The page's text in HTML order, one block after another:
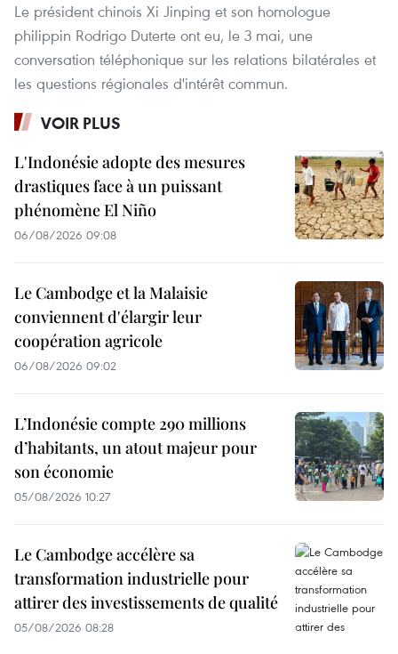
Le président chinois Xi Jinping et son homologue
philippin Rodrigo Duterte ont eu, le 3 mai, une
conversation téléphonique sur les relations bilatérales et
les questions régionales d'intérêt commun.
VOIR PLUS
L'Indonésie adopte des mesures
drastiques face à un puissant
phénomène El Niño
06/08/2026 09:08
Le Cambodge et la Malaisie
conviennent d'élargir leur
coopération agricole
06/08/2026 09:02
L’Indonésie compte 290 millions
d’habitants, un atout majeur pour
son économie
05/08/2026 10:27
Le Cambodge accélère sa
transformation industrielle pour
attirer des investissements de qualité
05/08/2026 08:28